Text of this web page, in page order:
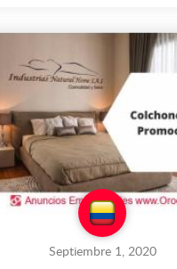
Septiembre 1, 2020